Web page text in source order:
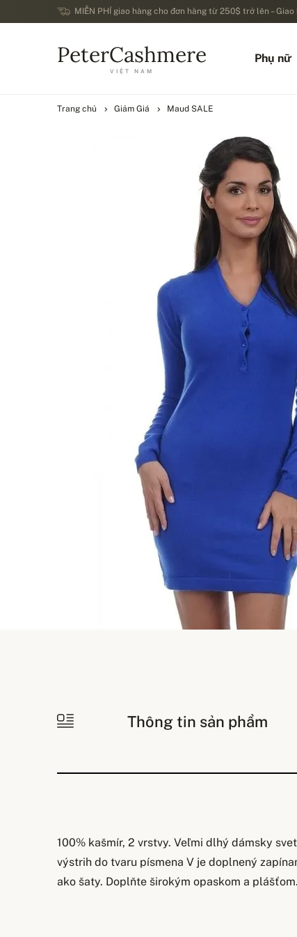
MIỄN PHÍ giao hàng cho đơn hàng từ 250$ trở lên –
PeterCashmere
VIỆT NAM
Phụ nữ
Trang chủ Giảm Giá Maud SALE
Thông tin sản phẩm
100% kašmír, 2 vrstvy. Veľmi dlhý dámsky
výstrih do tvaru písmena V je doplnený
ako šaty. Doplňte širokým opaskom a plášťom.